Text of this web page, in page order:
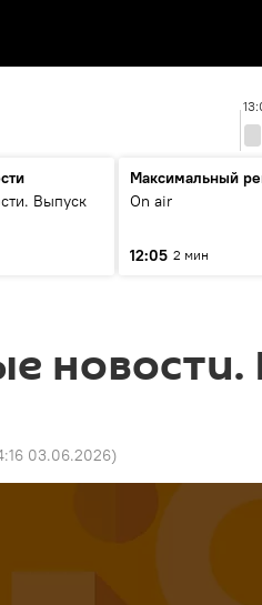
Выпуск
Максимальный
On air
12:05 2 мин
03.06.2026)